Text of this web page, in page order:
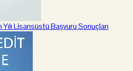
Lisansüstü Başvuru Sonuçları